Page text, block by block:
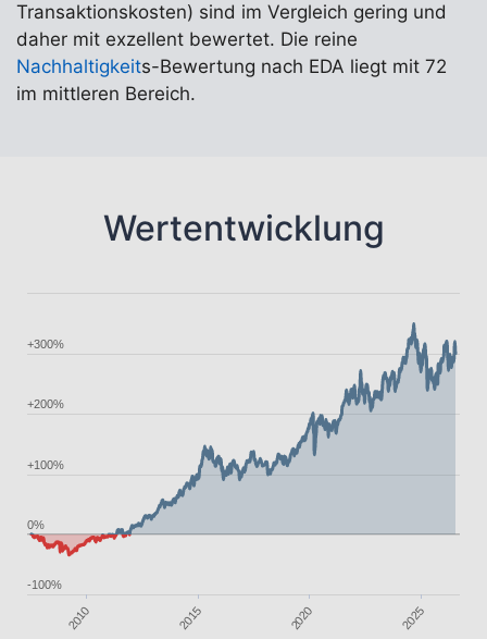
Transaktionskosten) sind im Vergleich gering und
daher mit exzellent bewertet. Die reine
Nachhaltigkeits-Bewertung nach EDA liegt mit 72
im mittleren Bereich.
Wertentwicklung
2010 2015 2020 2025
-100%
0%
+100%
+200%
+300%